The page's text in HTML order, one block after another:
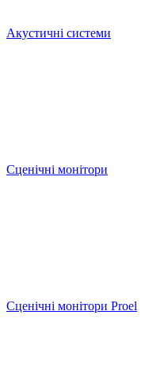
Акустичні системи
Сценічні монітори
Сценічні монітори Proel